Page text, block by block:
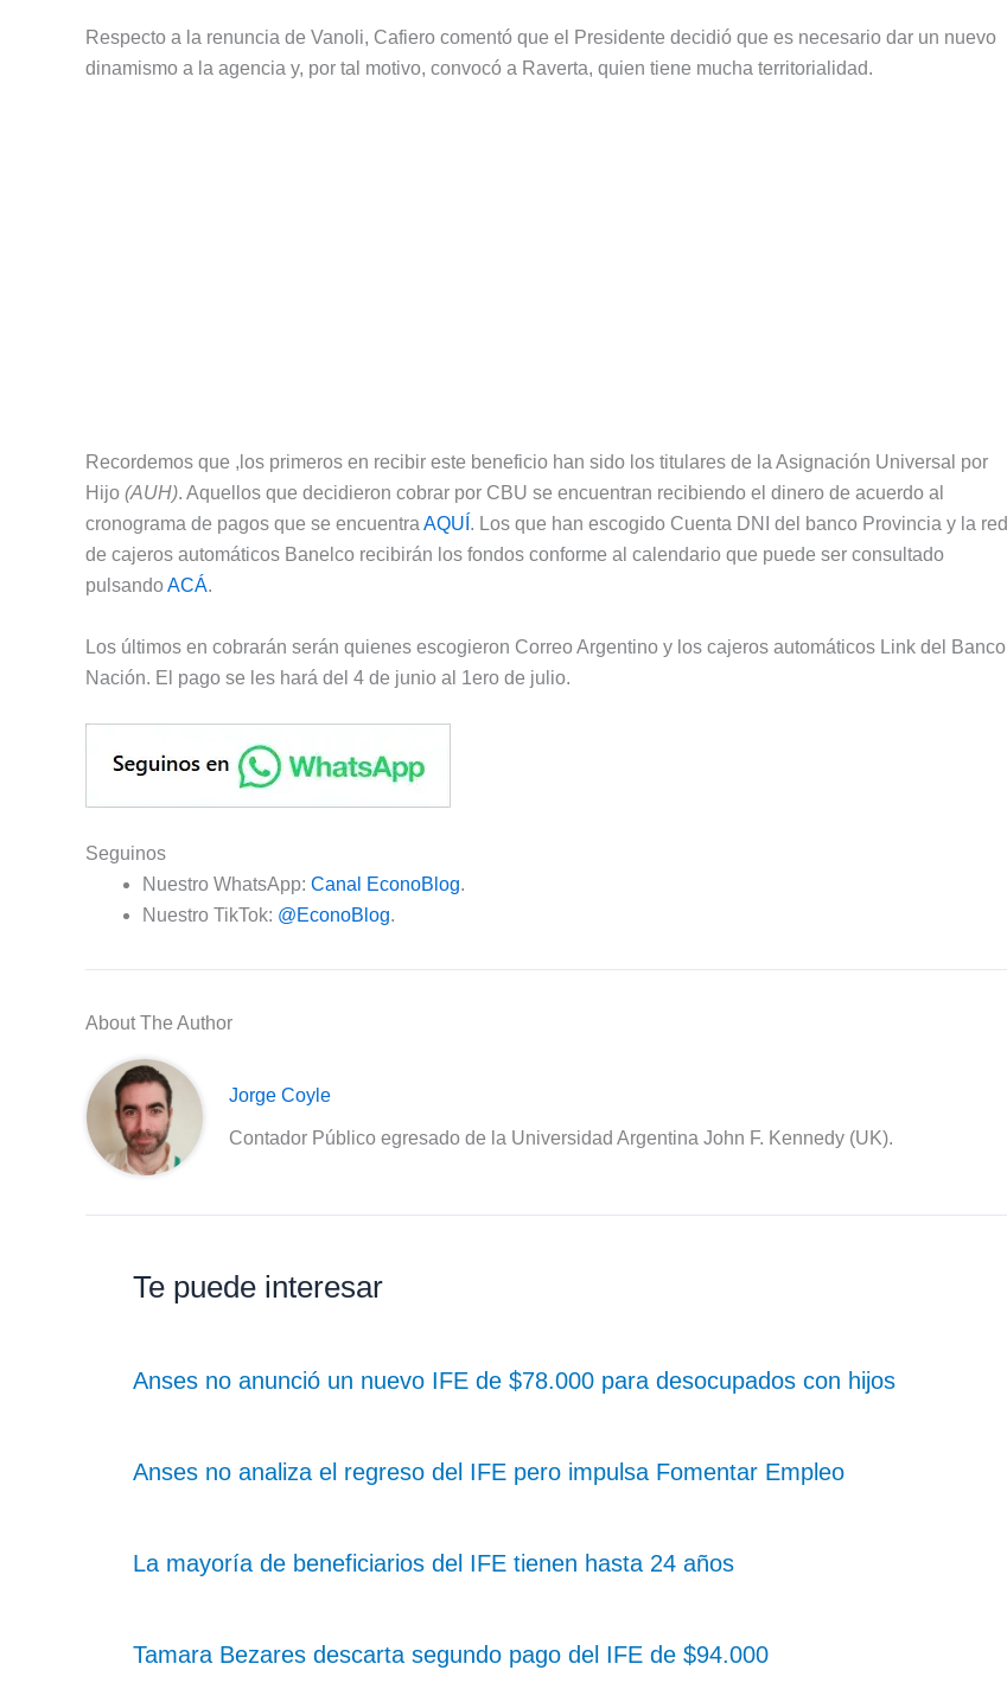
Respecto a la renuncia de Vanoli, Cafiero comentó que el Presidente decidió que es necesario dar un nuevo
dinamismo a la agencia y, por tal motivo, convocó a Raverta, quien tiene mucha territorialidad.
Recordemos que ,los primeros en recibir este beneficio han sido los titulares de la Asignación Universal por
Hijo (AUH). Aquellos que decidieron cobrar por CBU se encuentran recibiendo el dinero de acuerdo al
cronograma de pagos que se encuentra AQUÍ . Los que han escogido Cuenta DNI del banco Provincia y la red
de cajeros automáticos Banelco recibirán los fondos conforme al calendario que puede ser consultado
pulsandoACÁ.
Los últimos en cobrarán serán quienes escogieron Correo Argentino y los cajeros automáticos Link del Banco
Nación. El pago se les hará del 4 de junio al 1ero de julio.
Seguinos
Nuestro WhatsApp: Canal EconoBlog.
Nuestro TikTok: @EconoBlog.
About The Author
Jorge Coyle
Contador Público egresado de la Universidad Argentina John F. Kennedy (UK).
Te puede interesar
Anses no anunció un nuevo IFE de $78.000 para desocupados con hijos
Anses no analiza el regreso del IFE pero impulsa Fomentar Empleo
La mayoría de beneficiarios del IFE tienen hasta 24 años
Tamara Bezares descarta segundo pago del IFE de $94.000